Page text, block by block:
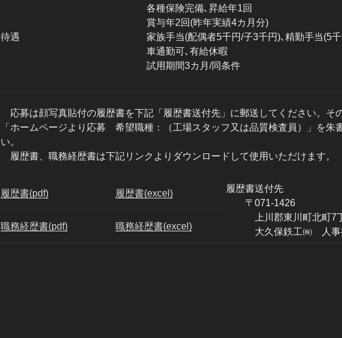
待遇
各種保険完備､昇給年1回
賞与年2回(昨年実績4カ月分)
家族手当(配偶者5千円/子3千円)､精勤手当(5
車通勤可､有給休暇
試用期間3カ月/同条件
応募は顔写真貼付の履歴書を下記「履歴書送付先」に郵送してください。そ
「ホームページより応募 希望職種：（工場スタッフ又は品質検査員）」を朱
い。
履歴書、職務経歴書は下記リンクよりダウンロードして使用いただけます。
履歴書(pdf) 履歴書(excel)
履歴書送付先
〒071-1426
上川郡東川町北町7丁
大久保鉄工㈱ 人事
職務経歴書(pdf) 職務経歴書(excel)